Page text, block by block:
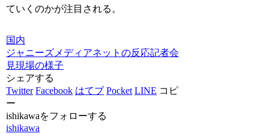
ていくのかが注目される。
国内
ジャニーズメディアネットの反応記者会
見現場の様子
シェアする
Twitter Facebook はてブ Pocket LINE コピ
ー
ishikawaをフォローする
ishikawa